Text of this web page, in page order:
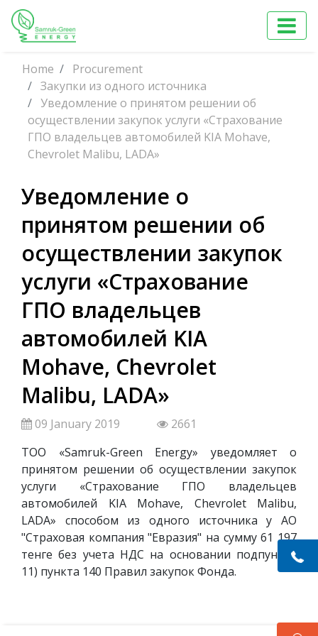
Home
Procurement
Закупки из одного источника
Уведомление о принятом решении об
осуществлении закупок услуги «Страхование
ГПО владельцев автомобилей KIA Mohave,
Chevrolet Malibu, LADA»
Уведомление о
принятом решении об
осуществлении закупок
услуги «Страхование
ГПО владельцев
автомобилей KIA
Mohave, Chevrolet
Malibu, LADA»
09 January 2019
2661
ТОО «Samruk-Green Energy» уведомляет о
принятом решении об осуществлении закупок
услуги «Страхование ГПО владельцев
автомобилей KIA Mohave, Chevrolet Malibu,
LADA» способом из одного источника у АО
"Страховая компания "Евразия" на сумму 61 197
тенге без учета НДС на основании подпункта
11) пункта 140 Правил закупок Фонда.